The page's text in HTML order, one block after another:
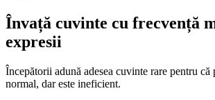
Învață cuvinte cu frecvență
expresii
Începătorii adună adesea cuvinte rare pentru că
normal, dar este ineficient.